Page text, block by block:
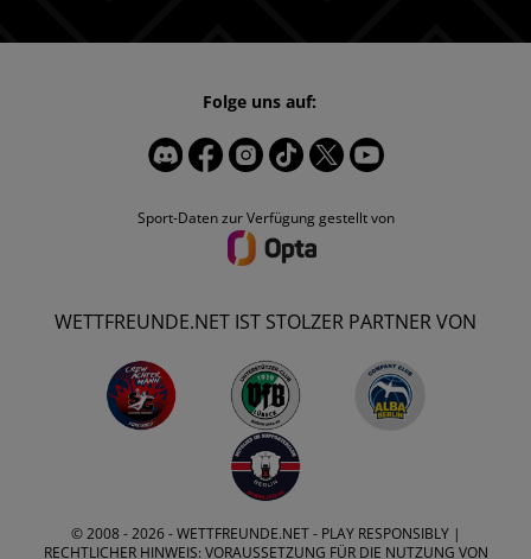
Sport-Daten zur Verfügung gestellt von
Folge uns auf:
WETTFREUNDE.NET IST STOLZER PARTNER VON
© 2008 - 2026 -WETTFREUNDE.NET- PLAY RESPONSIBLY |
RECHTLICHER HINWEIS: VORAUSSETZUNG FÜR DIE NUTZUNG VON